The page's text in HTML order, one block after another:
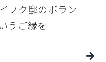
フク邸のボラン
うご縁を